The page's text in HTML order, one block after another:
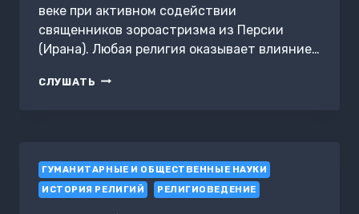
веке при активном содействии
священников зороастризма из Персии
(Ирана). Любая религия оказывает влияние…
СЛУШАТЬ ИСЛАМ
ГУМАНИТАРНЫЕ И ОБЩЕСТВЕННЫЕ НАУКИ
ИСТОРИЯ РЕЛИГИЙ
РЕЛИГИОВЕДЕНИЕ